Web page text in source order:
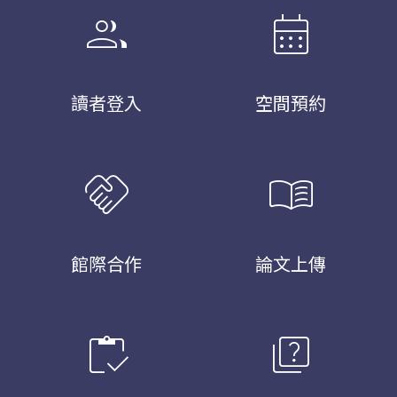
group
讀者登入
calendar_month
空間預約
handshake
館際合作
menu_book
論文上傳
inventory quiz